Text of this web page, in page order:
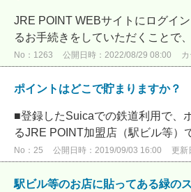
JRE POINT WEBサイトにログイ
るお手続きをしていただくことで
No：1263 公開日時：2022/08/29 08:00
ポイントはどこで貯まりますか？
■登録したSuicaでの鉄道利用で、
るJRE POINT加盟店（駅ビル等）
No：25 公開日時：2019/09/03 16:00 更新
駅ビル等のお店に貼ってある緑の